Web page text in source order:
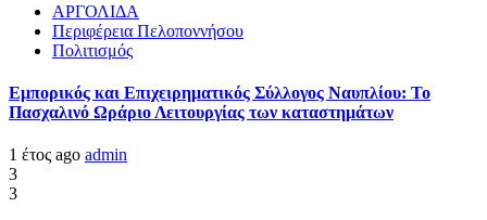
ΑΡΓΟΛΙΔΑ
Περιφέρεια Πελοποννήσου
Πολιτισμός
Εμπορικός και Επιχειρηματικός Σύλλογος Ναυπλίου: Το
Πασχαλινό Ωράριο Λειτουργίας των καταστημάτων
1 έτος ago admin
3
3